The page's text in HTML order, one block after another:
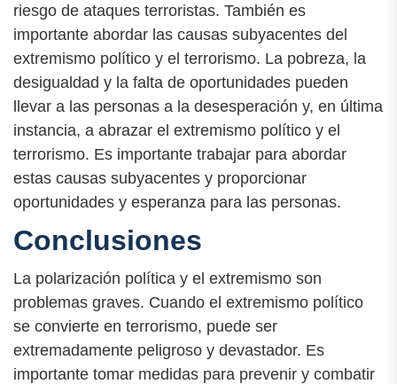
riesgo de ataques terroristas. También es
importante abordar las causas subyacentes del
extremismo político y el terrorismo. La pobreza, la
desigualdad y la falta de oportunidades pueden
llevar a las personas a la desesperación y, en última
instancia, a abrazar el extremismo político y el
terrorismo. Es importante trabajar para abordar
estas causas subyacentes y proporcionar
oportunidades y esperanza para las personas.
Conclusiones
La polarización política y el extremismo son
problemas graves. Cuando el extremismo político
se convierte en terrorismo, puede ser
extremadamente peligroso y devastador. Es
importante tomar medidas para prevenir y combatir